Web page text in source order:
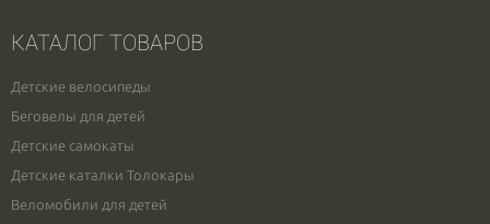
КАТАЛОГ ТОВАРОВ
Детские велосипеды
Беговелы для детей
Детские самокаты
Детские каталки Толокары
Веломобили для детей